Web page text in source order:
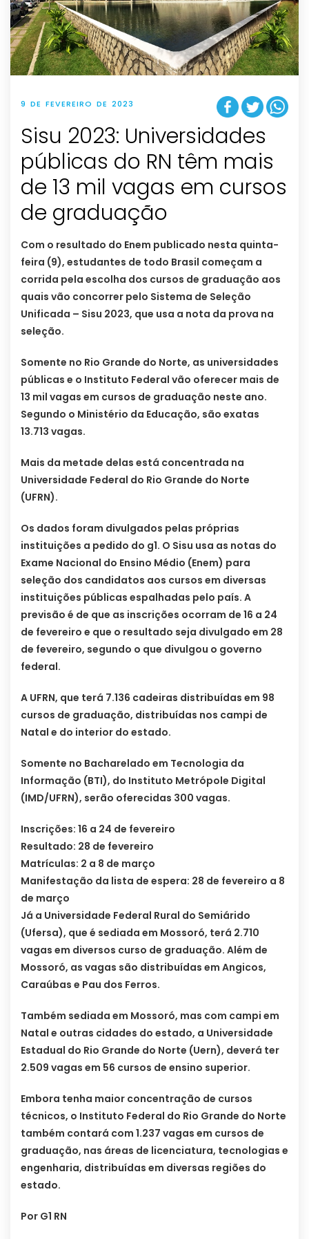
9 DE FEVEREIRO DE 2023
Sisu 2023: Universidades
públicas do RN têm mais
de 13 mil vagas em cursos
de graduação
Com o resultado do Enem publicado nesta quinta-
feira (9), estudantes de todo Brasil começam a
corrida pela escolha dos cursos de graduação aos
quais vão concorrer pelo Sistema de Seleção
Unificada – Sisu 2023, que usa a nota da prova na
seleção.
Somente no Rio Grande do Norte, as universidades
públicas e o Instituto Federal vão oferecer mais de
13 mil vagas em cursos de graduação neste ano.
Segundo o Ministério da Educação, são exatas
13.713 vagas.
Mais da metade delas está concentrada na
Universidade Federal do Rio Grande do Norte
(UFRN).
Os dados foram divulgados pelas próprias
instituições a pedido do g1. O Sisu usa as notas do
Exame Nacional do Ensino Médio (Enem) para
seleção dos candidatos aos cursos em diversas
instituições públicas espalhadas pelo país. A
previsão é de que as inscrições ocorram de 16 a 24
de fevereiro e que o resultado seja divulgado em 28
de fevereiro, segundo o que divulgou o governo
federal.
A UFRN, que terá 7.136 cadeiras distribuídas em 98
cursos de graduação, distribuídas nos campi de
Natal e do interior do estado.
Somente no Bacharelado em Tecnologia da
Informação (BTI), do Instituto Metrópole Digital
(IMD/UFRN), serão oferecidas 300 vagas.
Inscrições: 16 a 24 de fevereiro
Resultado: 28 de fevereiro
Matrículas: 2 a 8 de março
Manifestação da lista de espera: 28 de fevereiro a 8
de março
Já a Universidade Federal Rural do Semiárido
(Ufersa), que é sediada em Mossoró, terá 2.710
vagas em diversos curso de graduação. Além de
Mossoró, as vagas são distribuídas em Angicos,
Caraúbas e Pau dos Ferros.
Também sediada em Mossoró, mas com campi em
Natal e outras cidades do estado, a Universidade
Estadual do Rio Grande do Norte (Uern), deverá ter
2.509 vagas em 56 cursos de ensino superior.
Embora tenha maior concentração de cursos
técnicos, o Instituto Federal do Rio Grande do Norte
também contará com 1.237 vagas em cursos de
graduação, nas áreas de licenciatura, tecnologias e
engenharia, distribuídas em diversas regiões do
estado.
Por G1 RN